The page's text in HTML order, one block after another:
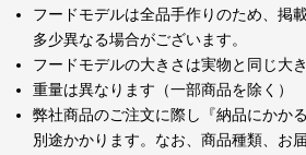
フードモデルは全品手作りのため、掲
多少異なる場合がございます。
フードモデルの大きさは実物と同じ大き
重量は異なります（一部商品を除く）
弊社商品のご注文に際し『納品にかか
別途かかります。なお、商品種類、お